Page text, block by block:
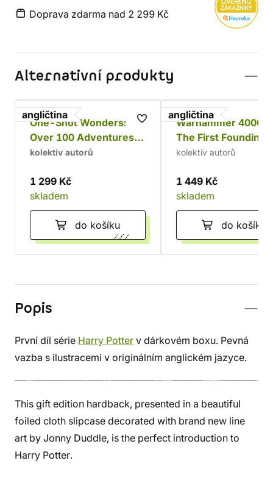
Doprava zdarma nad 2 299 Kč
Alternativní produkty
angličtina
One-Shot Wonders:
Over 100 Adventures
for Fantasy RPGs
kolektiv autorů
1 299 Kč
skladem
do košíku
angličtina
Warhammer 40000:
The First Founding
kolektiv autorů
1 449 Kč
skladem
do košíku
Popis
První díl série Harry Potter v dárkovém boxu. Pevná
vazba s ilustracemi v originálním anglickém jazyce.
This gift edition hardback, presented in a beautiful
foiled cloth slipcase decorated with brand new line
art by Jonny Duddle, is the perfect introduction to
Harry Potter.